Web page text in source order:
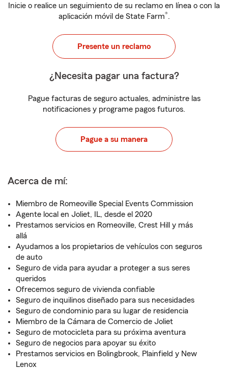
Inicie o realice un seguimiento de su reclamo en línea o con la
aplicación móvil de State Farm®.
Presente un reclamo
¿Necesita pagar una factura?
Pague facturas de seguro actuales, administre las
notificaciones y programe pagos futuros.
Pague a su manera
Acerca de mí:
Miembro de Romeoville Special Events Commission
Agente local en Joliet, IL, desde el 2020
Prestamos servicios en Romeoville, Crest Hill y más
allá
Ayudamos a los propietarios de vehículos con seguros
de auto
Seguro de vida para ayudar a proteger a sus seres
queridos
Ofrecemos seguro de vivienda confiable
Seguro de inquilinos diseñado para sus necesidades
Seguro de condominio para su lugar de residencia
Miembro de la Cámara de Comercio de Joliet
Seguro de motocicleta para su próxima aventura
Seguro de negocios para apoyar su éxito
Prestamos servicios en Bolingbrook, Plainfield y New
Lenox